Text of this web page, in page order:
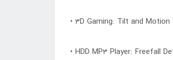
• 3D Gaming: Tilt and
• HDD MP3 Player: Freefall